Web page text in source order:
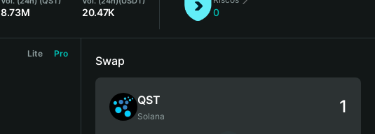
8.73M 20.47K 0
Lite Pro
Swap
QST
Solana